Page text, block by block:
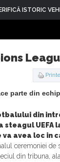
ISTORIC
parte din
din
steagul
avea loc in
ceremoniei de
din tribuna,